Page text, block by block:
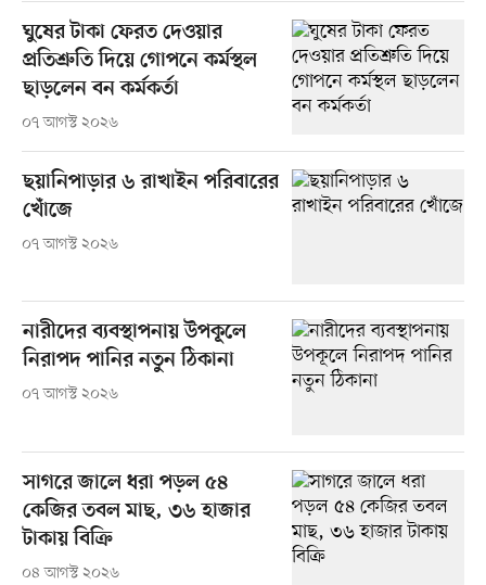
ঘুষের টাকা ফেরত দেওয়ার
প্রতিশ্রুতি দিয়ে গোপনে কর্মস্থল
ছাড়লেন বন কর্মকর্তা
০৭ আগস্ট ২০২৬
ছয়ানিপাড়ার ৬ রাখাইন পরিবারের
খোঁজে
০৭ আগস্ট ২০২৬
নারীদের ব্যবস্থাপনায় উপকূলে
নিরাপদ পানির নতুন ঠিকানা
০৭ আগস্ট ২০২৬
সাগরে জালে ধরা পড়ল ৫৪
কেজির তবল মাছ, ৩৬ হাজার
টাকায় বিক্রি
০৪ আগস্ট ২০২৬